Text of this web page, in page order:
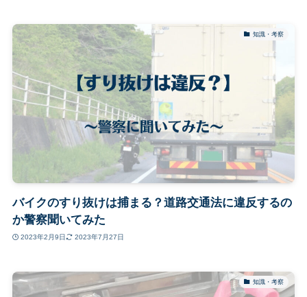
知識・考察
バイクのすり抜けは捕まる？道路交通法に違反するの
か警察聞いてみた
2023年2月9日 2023年7月27日
知識・考察